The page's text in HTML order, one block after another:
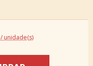
/ unidade(s)